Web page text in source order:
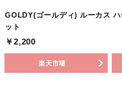
GOLDY(ゴールディ) ルーカス
ット
￥2,200
楽天市場